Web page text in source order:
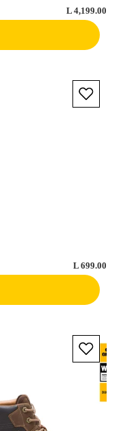
L 4,199.00
L 699.00